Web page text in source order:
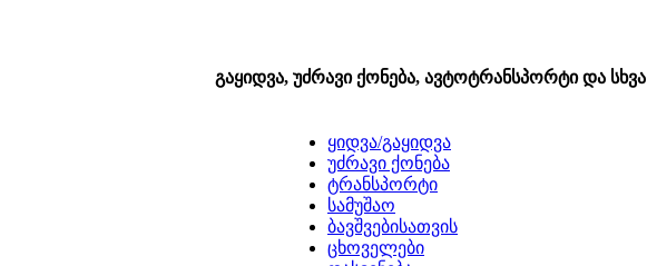
გაყიდვა, უძრავი ქონება, ავტოტრანსპორტი და სხვა
ყიდვა/გაყიდვა
უძრავი ქონება
ტრანსპორტი
სამუშაო
ბავშვებისათვის
ცხოველები